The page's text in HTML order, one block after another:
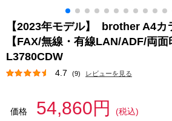
【2023年モデル】 brother A4カ
【FAX/無線・有線LAN/ADF/両
L3780CDW
4.7 (9) レビューを見る
価格 54,860円
(税込)